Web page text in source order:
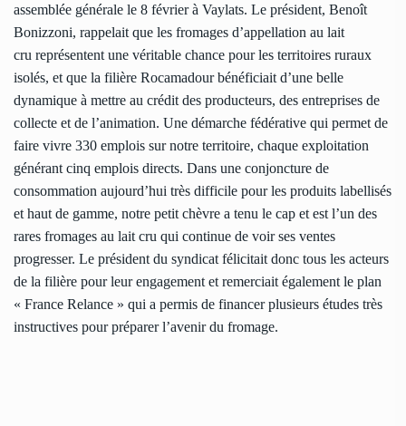
assemblée générale le 8 février à Vaylats. Le président, Benoît
Bonizzoni, rappelait que les fromages d’appellation au lait
cru représentent une véritable chance pour les territoires ruraux
isolés, et que la filière Rocamadour bénéficiait d’une belle
dynamique à mettre au crédit des producteurs, des entreprises de
collecte et de l’animation. Une démarche fédérative qui permet de
faire vivre 330 emplois sur notre territoire, chaque exploitation
générant cinq emplois directs. Dans une conjoncture de
consommation aujourd’hui très difficile pour les produits labellisés
et haut de gamme, notre petit chèvre a tenu le cap et est l’un des
rares fromages au lait cru qui continue de voir ses ventes
progresser. Le président du syndicat félicitait donc tous les acteurs
de la filière pour leur engagement et remerciait également le plan
« France Relance » qui a permis de financer plusieurs études très
instructives pour préparer l’avenir du fromage.